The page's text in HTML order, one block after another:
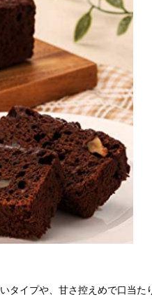
タイプや、甘さ控えめで口当た